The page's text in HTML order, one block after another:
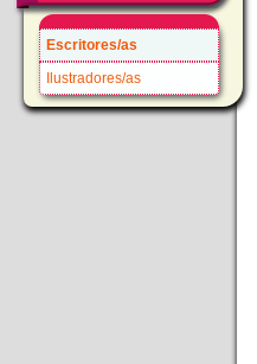
Escritores/as
Ilustradores/as